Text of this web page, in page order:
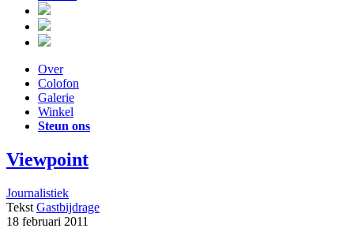
Over
Colofon
Galerie
Winkel
Steun ons
Viewpoint
Journalistiek
Tekst Gastbijdrage
18 februari 2011